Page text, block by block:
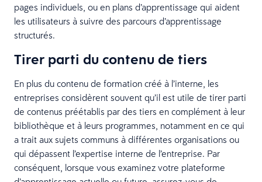
pages individuels, ou en plans d’apprentissage qui aident
les utilisateurs à suivre des parcours d’apprentissage
structurés.
Tirer parti du contenu de tiers
En plus du contenu de formation créé à l’interne, les
entreprises considèrent souvent qu’il est utile de tirer parti
de contenus préétablis par des tiers en complément à leur
bibliothèque et à leurs programmes, notamment en ce qui
a trait aux sujets communs à différentes organisations ou
qui dépassent l’expertise interne de l’entreprise. Par
conséquent, lorsque vous examinez votre plateforme